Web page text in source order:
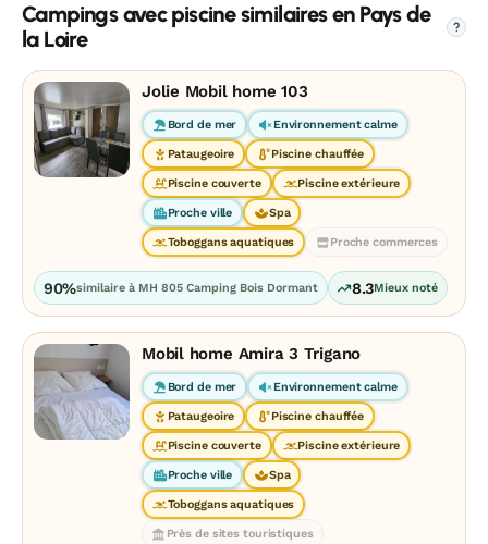
Campings avec piscine similaires en Pays de
la Loire
?
Jolie Mobil home 103
Bord de mer Environnement calme
Pataugeoire Piscine chauffée
Piscine couverte Piscine extérieure
Proche ville Spa
Toboggans aquatiques Proche commerces
90%similaire à MH 805 Camping Bois Dormant 8.3Mieux noté
Mobil home Amira 3 Trigano
Bord de mer Environnement calme
Pataugeoire Piscine chauffée
Piscine couverte Piscine extérieure
Proche ville Spa
Toboggans aquatiques
Près de sites touristiques